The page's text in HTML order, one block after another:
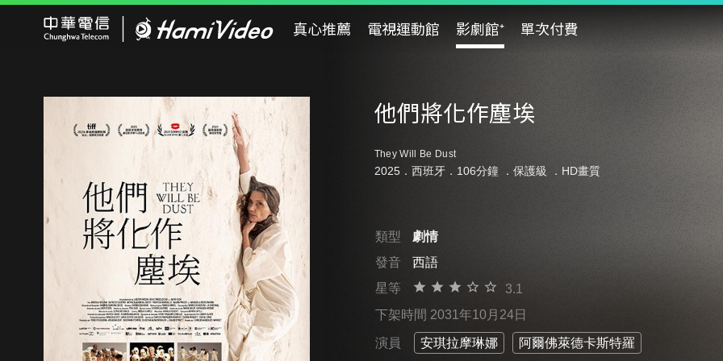
真心推薦 電視運動館 影劇館⁺ 單次付費
他們將化作塵埃
They Will Be Dust
2025．西班牙．106分鐘 ． 保護級 ．HD畫質
類型
劇情
發音
西語
星等
3.1
下架時間 2031年10月24日
演員 安琪拉摩琳娜 阿爾佛萊德卡斯特羅